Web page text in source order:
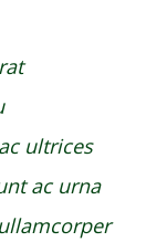
ultrices
ac urna